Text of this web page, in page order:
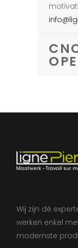
Wij zijn dé
werken enkel
modernste